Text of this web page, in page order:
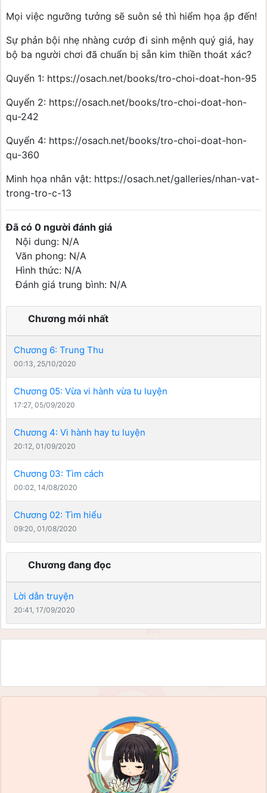
Mọi việc ngưỡng tưởng sẽ suôn sẻ thì hiểm họa ập đến!
Sự phản bội nhẹ nhàng cướp đi sinh mệnh quý giá, hay
bộ ba người chơi đã chuẩn bị sẵn kim thiền thoát xác?
Quyển 1: https://osach.net/books/tro-choi-doat-hon-95
Quyển 2: https://osach.net/books/tro-choi-doat-hon-
qu-242
Quyển 4: https://osach.net/books/tro-choi-doat-hon-
qu-360
Minh họa nhân vật: https://osach.net/galleries/nhan-vat-
trong-tro-c-13
Đã có 0 người đánh giá
Nội dung: N/A
Văn phong: N/A
Hình thức: N/A
Đánh giá trung bình: N/A
Chương mới nhất
Chương 6: Trung Thu
00:13, 25/10/2020
Chương 05: Vừa vi hành vừa tu luyện
17:27, 05/09/2020
Chương 4: Vi hành hay tu luyện
20:12, 01/09/2020
Chương 03: Tìm cách
00:02, 14/08/2020
Chương 02: Tìm hiểu
09:20, 01/08/2020
Chương đang đọc
Lời dẫn truyện
20:41, 17/09/2020